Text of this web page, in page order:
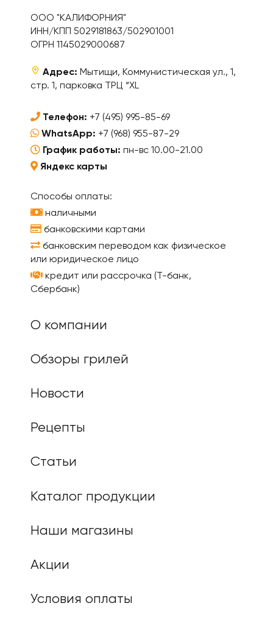
ООО "КАЛИФОРНИЯ"
ИНН/КПП 5029181863/502901001
ОГРН 1145029000687
Адрес: Мытищи, Коммунистическая ул., 1,
стр. 1, парковка ТРЦ “XL
Телефон: +7 (495) 995-85-69
WhatsApp: +7 (968) 955-87-29
График работы: пн-вс 10.00-21.00
Яндекс карты
Способы оплаты:
наличными
банковскими картами
банковским переводом как физическое
или юридическое лицо
кредит или рассрочка (Т-банк,
Сбербанк)
О компании
Обзоры грилей
Новости
Рецепты
Статьи
Каталог продукции
Наши магазины
Акции
Условия оплаты